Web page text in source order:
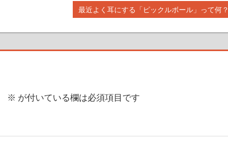
次
の
記
最近よく耳にする「ピックルボール」って何？
※ が付いている欄は必須項目です